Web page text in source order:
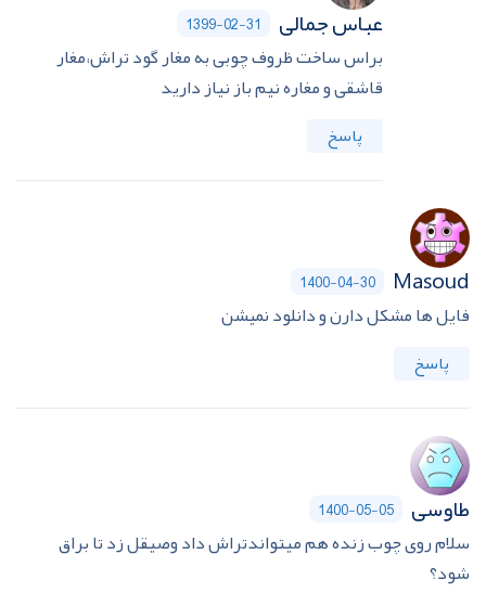
عباس جمالی 1399-02-31
براس ساخت ظروف چوبی به مغار گود تراش،مغار
قاشقی و مغاره نیم باز نیاز دارید
پاسخ
Masoud
1400-04-30
فایل ها مشکل دارن و دانلود نمیشن
پاسخ
طاوسی 1400-05-05
سلام روی چوب زنده هم میتواندتراش داد وصیقل زد تا براق
شود؟